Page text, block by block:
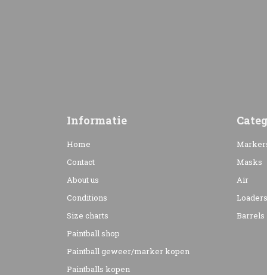
Informatie
Home
Contact
About us
Conditions
Size charts
Paintball shop
Paintball geweer/marker kopen
Paintballs kopen
Masks
Air
Loaders
Barrels